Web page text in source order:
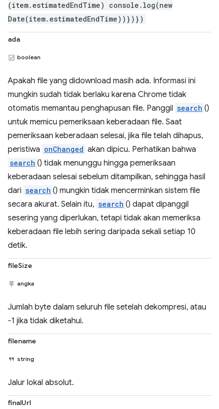
(item.estimatedEndTime) console.log(new
Date(item.estimatedEndTime))})})
ada
boolean
Apakah file yang didownload masih ada. Informasi ini
mungkin sudah tidak berlaku karena Chrome tidak
otomatis memantau penghapusan file. Panggil search ()
untuk memicu pemeriksaan keberadaan file. Saat
pemeriksaan keberadaan selesai, jika file telah dihapus,
peristiwa onChanged akan dipicu. Perhatikan bahwa
search () tidak menunggu hingga pemeriksaan
keberadaan selesai sebelum ditampilkan, sehingga hasil
dari search () mungkin tidak mencerminkan sistem file
secara akurat. Selain itu, search () dapat dipanggil
sesering yang diperlukan, tetapi tidak akan memeriksa
keberadaan file lebih sering daripada sekali setiap 10
detik.
fileSize
angka
Jumlah byte dalam seluruh file setelah dekompresi, atau
-1 jika tidak diketahui.
filename
string
Jalur lokal absolut.
finalUrl